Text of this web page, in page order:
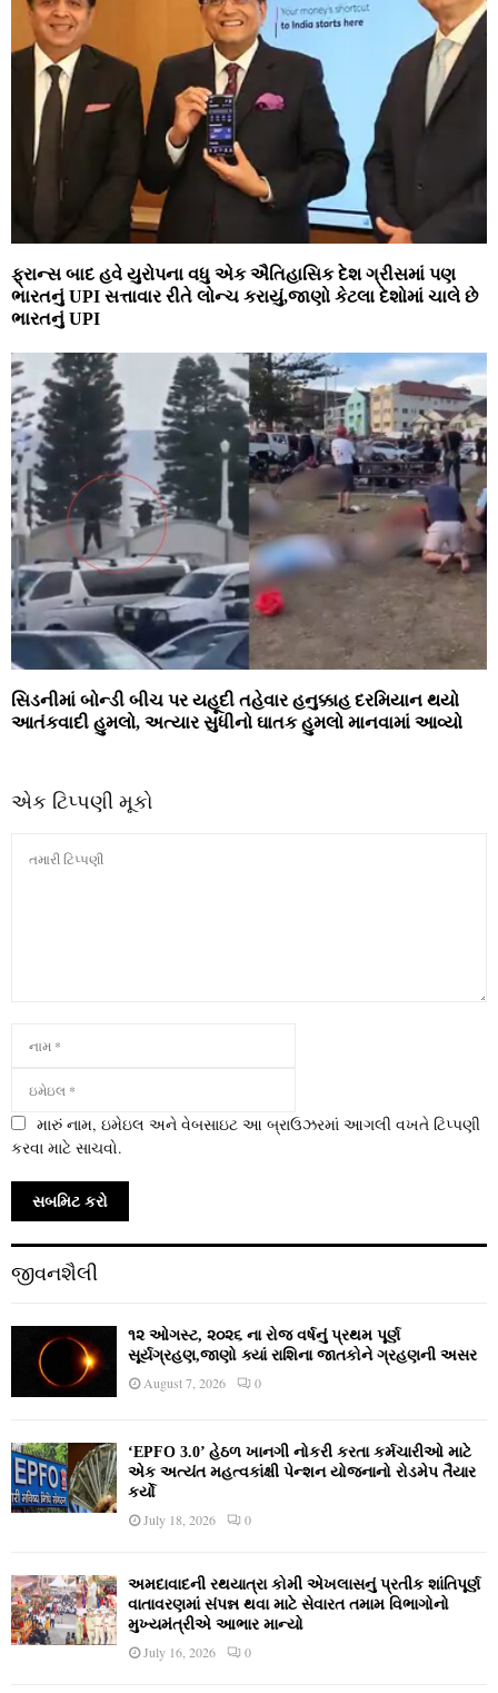
ફ્રાન્સ બાદ હવે યુરોપના વધુ એક ઐતિહાસિક દેશ ગ્રીસમાં પણ
ભારતનું UPI સત્તાવાર રીતે લોન્ચ કરાયું,જાણો કેટલા દેશોમાં ચાલે છે
ભારતનું UPI
સિડનીમાં બોન્‍ડી બીચ પર યહૂદી તહેવાર હનુક્કાહ દરમિયાન થયો
આતંકવાદી હુમલો, અત્યાર સુધીનો ઘાતક હુમલો માનવામાં આવ્યો
એક ટિપ્પણી મૂકો
મારું નામ, ઇમેઇલ અને વેબસાઇટ આ બ્રાઉઝરમાં આગલી વખતે ટિપ્પણી
કરવા માટે સાચવો.
જીવનશૈલી
૧૨ ઓગસ્ટ, ૨૦૨૬ ના રોજ વર્ષનું પ્રથમ પૂર્ણ
સૂર્યગ્રહણ,જાણો ક્યાં રાશિના જાતકોને ગ્રહણની અસર
August 7, 2026 0
‘EPFO 3.0’ હેઠળ ખાનગી નોકરી કરતા કર્મચારીઓ માટે
એક અત્યંત મહત્વકાંક્ષી પેન્શન યોજનાનો રોડમેપ તૈયાર
કર્યો
July 18, 2026 0
અમદાવાદની રથયાત્રા કોમી એખલાસનું પ્રતીક શાંતિપૂર્ણ
વાતાવરણમાં સંપન્ન થવા માટે સેવારત તમામ વિભાગોનો
મુખ્યમંત્રીએ આભાર માન્યો
July 16, 2026 0